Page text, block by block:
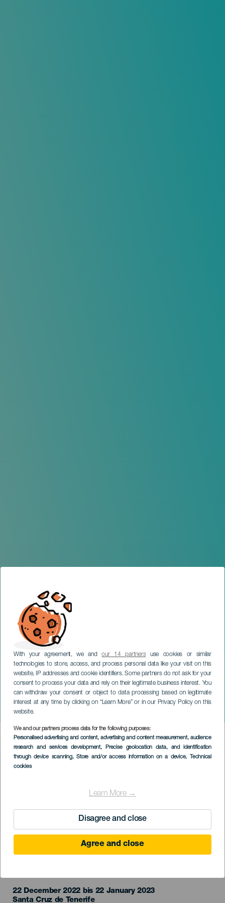
With your agreement, we andour 14 partnersuse cookies or similar
technologies to store, access, and process personal data like your visit on this
website, IP addresses and cookie identifiers. Some partners do not ask for your
consent to process your data and rely on their legitimate business interest. You
can withdraw your consent or object to data processing based on legitimate
interest at any time by clicking on “Learn More” or in our Privacy Policy on this
website.
We and our partners process data for the following purposes:
Personalised advertising and content, advertising and content measurement, audience
research and services development, Precise geolocation data, and identification
through device scanning, Store and/or access information on a device, Technical
cookies
Learn More →
Disagree and close
Agree and close
Concierto de Navidad Per
la notte di Natale
TENERIFE
Imagen
Listado
22 December 2022 bis 22 January 2023
Localidad
Santa Cruz de Tenerife